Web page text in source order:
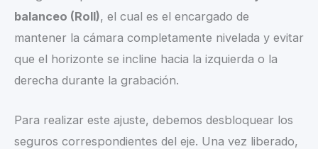
balanceo (Roll), el cual es el encargado de
mantener la cámara completamente nivelada y evitar
que el horizonte se incline hacia la izquierda o la
derecha durante la grabación.
Para realizar este ajuste, debemos desbloquear los
seguros correspondientes del eje. Una vez liberado,